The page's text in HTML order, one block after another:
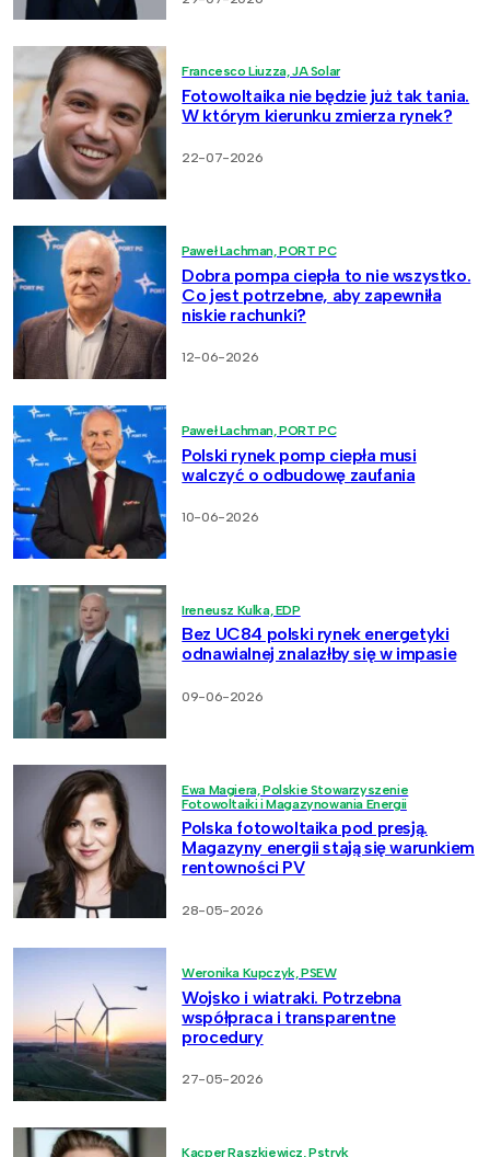
Francesco Liuzza, JA Solar
Fotowoltaika nie będzie już tak tania.
W którym kierunku zmierza rynek?
22-07-2026
Paweł Lachman, PORT PC
Dobra pompa ciepła to nie wszystko.
Co jest potrzebne, aby zapewniła
niskie rachunki?
12-06-2026
Paweł Lachman, PORT PC
Polski rynek pomp ciepła musi
walczyć o odbudowę zaufania
10-06-2026
Ireneusz Kulka, EDP
Bez UC84 polski rynek energetyki
odnawialnej znalazłby się w impasie
09-06-2026
Ewa Magiera, Polskie Stowarzyszenie
Fotowoltaiki i Magazynowania Energii
Polska fotowoltaika pod presją.
Magazyny energii stają się warunkiem
rentowności PV
28-05-2026
Weronika Kupczyk, PSEW
Wojsko i wiatraki. Potrzebna
współpraca i transparentne
procedury
27-05-2026
Kacper Raszkiewicz, Pstryk